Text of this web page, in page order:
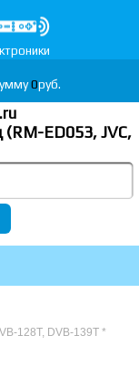
0руб.
ED053, JVC,
128T, DVB-139T *